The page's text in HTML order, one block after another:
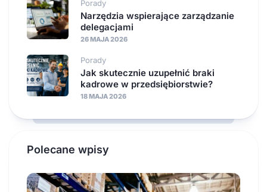
Porady
Narzędzia wspierające zarządzanie
delegacjami
26 MAJA 2026
Porady
Jak skutecznie uzupełnić braki
kadrowe w przedsiębiorstwie?
18 MAJA 2026
Polecane wpisy